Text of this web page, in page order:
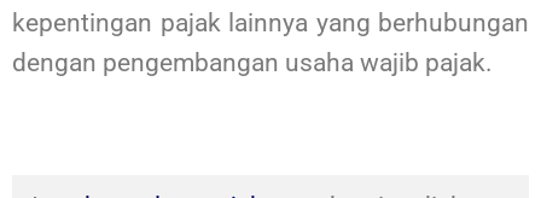
kepentingan pajak lainnya yang berhubungan
dengan pengembangan usaha wajib pajak.